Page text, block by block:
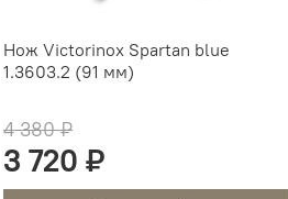
Нож Victorinox Spartan blue
1.3603.2 (91 мм)
4 380 ₽
3 720 ₽